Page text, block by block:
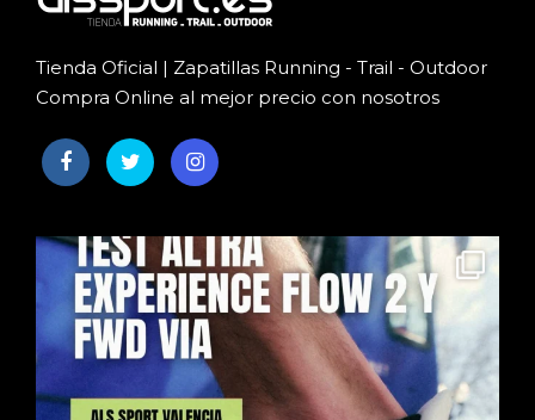
Tienda Oficial | Zapatillas Running - Trail - Outdoor
Compra Online al mejor precio con nosotros